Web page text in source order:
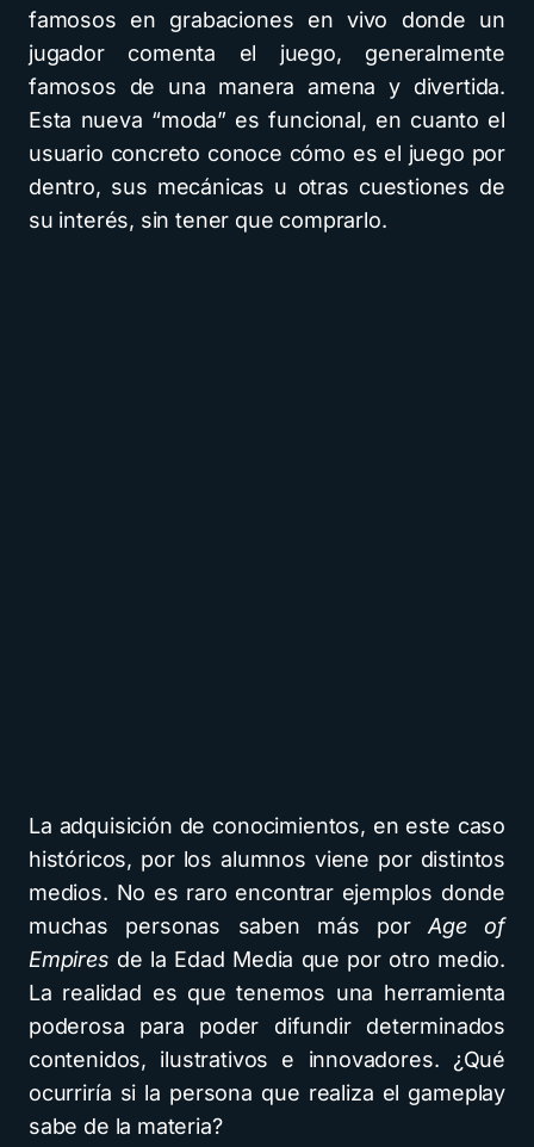
famosos en grabaciones en vivo donde un
jugador comenta el juego, generalmente
famosos de una manera amena y divertida.
Esta nueva “moda” es funcional, en cuanto el
usuario concreto conoce cómo es el juego por
dentro, sus mecánicas u otras cuestiones de
su interés, sin tener que comprarlo.
La adquisición de conocimientos, en este caso
históricos, por los alumnos viene por distintos
medios. No es raro encontrar ejemplos donde
muchas personas saben más porAge of
Empires de la Edad Media que por otro medio.
La realidad es que tenemos una herramienta
poderosa para poder difundir determinados
contenidos, ilustrativos e innovadores. ¿Qué
ocurriría si la persona que realiza el gameplay
sabe de la materia?